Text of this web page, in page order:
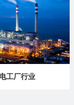
工厂行业